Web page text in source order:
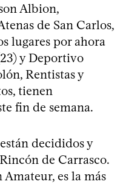
Albion,
de San Carlos,
lugares por ahora
y Deportivo
Rentistas y
tienen
fin de semana.
decididos y
de Carrasco.
es la más